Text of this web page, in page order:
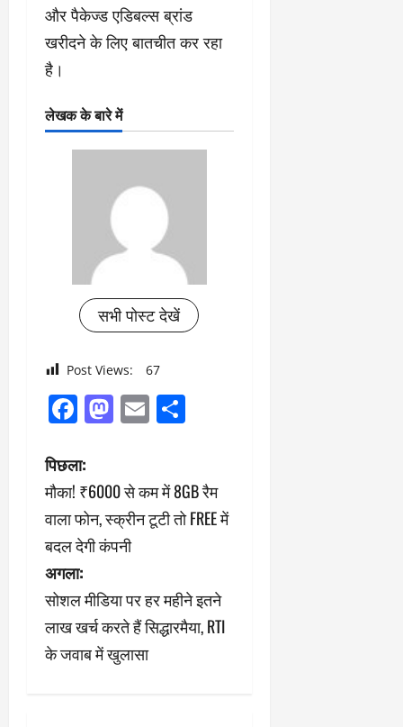
और पैकेज्ड एडिबल्स ब्रांड
खरीदने के लिए बातचीत कर रहा
है।
लेखक के बारे में
सभी पोस्ट देखें
Post Views: 67
Facebook
Mastodon
Email
पो
स्ट
ने
वि
गे
श
पिछला:
मौका! ₹6000 से कम में 8GB रैम
वाला फोन, स्क्रीन टूटी तो FREE में
बदल देगी कंपनी
अगला:
सोशल मीडिया पर हर महीने इतने
लाख खर्च करते हैं सिद्धारमैया, RTI
के जवाब में खुलासा